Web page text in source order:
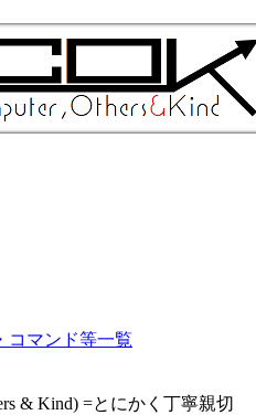
コマンド等一覧
& Kind) =とにかく丁寧親切